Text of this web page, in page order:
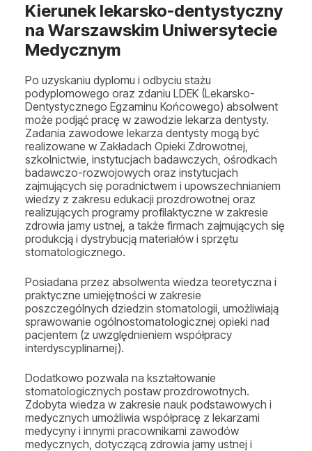
Kierunek lekarsko-dentystyczny
na Warszawskim Uniwersytecie
Medycznym
Po uzyskaniu dyplomu i odbyciu stażu
podyplomowego oraz zdaniu LDEK (Lekarsko-
Dentystycznego Egzaminu Końcowego) absolwent
może podjąć pracę w zawodzie lekarza dentysty.
Zadania zawodowe lekarza dentysty mogą być
realizowane w Zakładach Opieki Zdrowotnej,
szkolnictwie, instytucjach badawczych, ośrodkach
badawczo-rozwojowych oraz instytucjach
zajmujących się poradnictwem i upowszechnianiem
wiedzy z zakresu edukacji prozdrowotnej oraz
realizujących programy profilaktyczne w zakresie
zdrowia jamy ustnej, a także firmach zajmujących się
produkcją i dystrybucją materiałów i sprzętu
stomatologicznego.
Posiadana przez absolwenta wiedza teoretyczna i
praktyczne umiejętności w zakresie
poszczególnych dziedzin stomatologii, umożliwiają
sprawowanie ogólnostomatologicznej opieki nad
pacjentem (z uwzględnieniem współpracy
interdyscyplinarnej).
Dodatkowo pozwala na kształtowanie
stomatologicznych postaw prozdrowotnych.
Zdobyta wiedza w zakresie nauk podstawowych i
medycznych umożliwia współpracę z lekarzami
medycyny i innymi pracownikami zawodów
medycznych, dotyczącą zdrowia jamy ustnej i